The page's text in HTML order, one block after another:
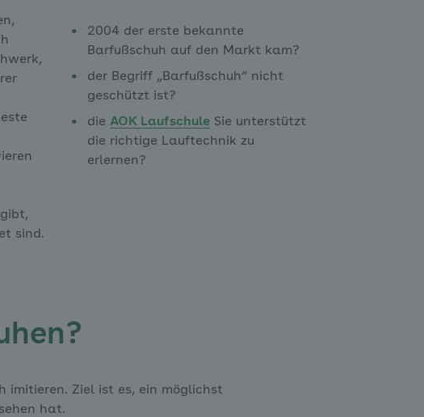
sind.
2004 der erste bekannte
Barfußschuh auf den Markt kam?
der Begriff „Barfußschuh“ nicht
geschützt ist?
die AOK LaufschuleSie unterstützt
die richtige Lauftechnik zu
erlernen?
imitieren. Ziel ist es, ein möglichst
hat.